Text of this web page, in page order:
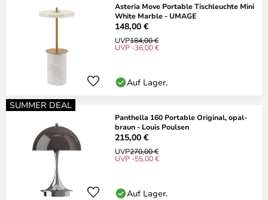
Asteria Move Portable Tischleuchte Mini
White Marble - UMAGE
148,00 €
UVP184,00 €
UVP -36,00 €
Auf Lager.
SUMMER DEAL
Panthella 160 Portable Original, opal-
braun - Louis Poulsen
215,00 €
UVP270,00 €
UVP -55,00 €
Auf Lager.